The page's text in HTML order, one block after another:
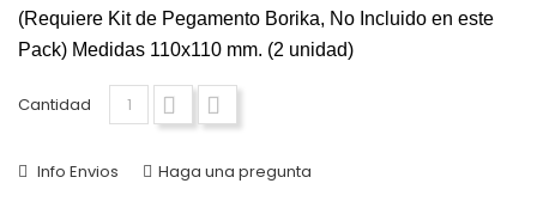
(Requiere Kit de Pegamento Borika, No Incluido en este
Pack) Medidas 110x110 mm. (2 unidad)
Cantidad
Info Envios Haga una pregunta